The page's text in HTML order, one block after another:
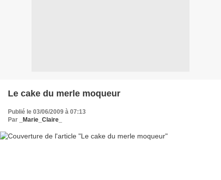
Le cake du merle moqueur
Publié le 03/06/2009 à 07:13
Par
_Marie_Claire_